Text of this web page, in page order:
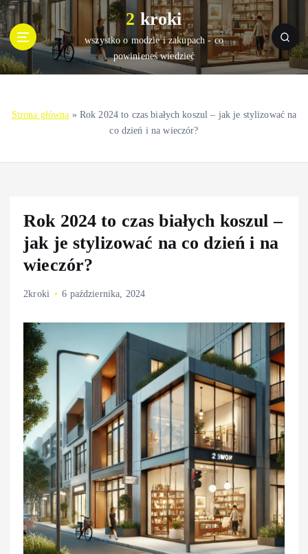
S
k
i
p
t
e
2 kroki
wszystko o modzie i zakupach - co
powinieneś wiedzieć
Strona główna » Rok 2024 to czas białych koszul – jak je stylizować na
co dzień i na wieczór?
Rok 2024 to czas białych koszul –
jak je stylizować na co dzień i na
wieczór?
2kroki 6 października, 2024